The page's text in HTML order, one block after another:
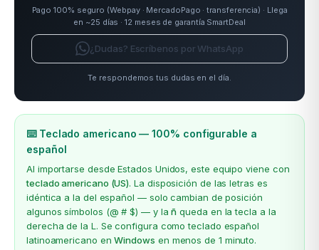
Pago 100% seguro (Webpay · MercadoPago · transferencia) · Llega
en ~25 días · 12 meses de garantía SmartDeal
¿Dudas? Escríbenos por WhatsApp
Te respondemos tus dudas en el día.
⌨️ Teclado americano — 100% configurable a
español
Al importarse desde Estados Unidos, este equipo viene con
teclado americano (US). La disposición de las letras es
idéntica a la del español — solo cambian de posición
algunos símbolos (@ # $) — y lañ queda en la tecla a la
derecha de la L. Se configura como teclado español
latinoamericano enWindows en menos de 1 minuto.